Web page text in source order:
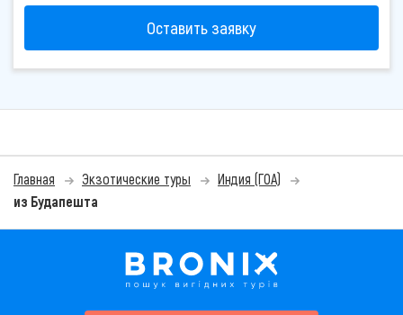
Оставить заявку
Главная Экзотические туры
Индия (ГОА)
из Будапешта